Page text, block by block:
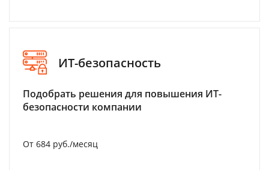
ИТ-безопасность
Подобрать решения для повышения ИТ-
безопасности компании
От 684 руб./месяц